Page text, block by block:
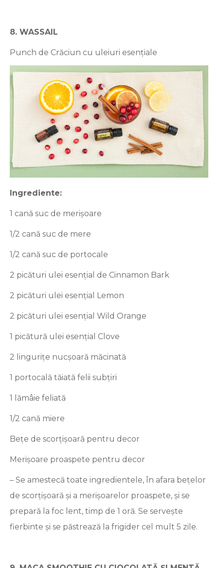
8. WASSAIL
Punch de Crăciun cu uleiuri esențiale
Ingrediente:
1 cană suc de merișoare
1/2 cană suc de mere
1/2 cană suc de portocale
2 picături ulei esențial de Cinnamon Bark
2 picături ulei esențial Lemon
2 picături ulei esențial Wild Orange
1 picătură ulei esențial Clove
2 lingurițe nucșoară măcinată
1 portocală tăiată felii subțiri
1 lămâie feliată
1/2 cană miere
Bețe de scorțișoară pentru decor
Merișoare proaspete pentru decor
– Se amestecă toate ingredientele, în afara bețelor
de scorțișoară și a merișoarelor proaspete, și se
prepară la foc lent, timp de 1 oră. Se servește
fierbinte și se păstrează la frigider cel mult 5 zile.